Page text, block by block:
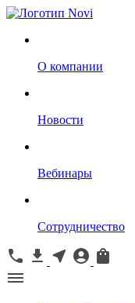
О компании
Новости
Вебинары
Сотрудничество